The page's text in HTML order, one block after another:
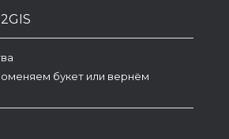
букет или вернём